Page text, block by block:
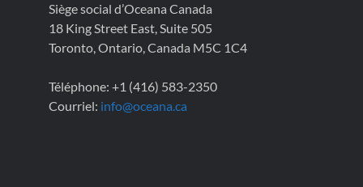
Siège social d’Oceana Canada
18 King Street East, Suite 505
Toronto, Ontario, Canada M5C 1C4
Téléphone: +1 (416) 583-2350
Courriel: info@oceana.ca